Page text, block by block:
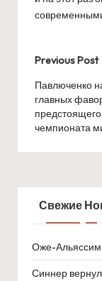
Post
Previous Post
Павлюченко
главных
предстоящего
чемпионата
Свежие
Оже-Альяссим
Синнер